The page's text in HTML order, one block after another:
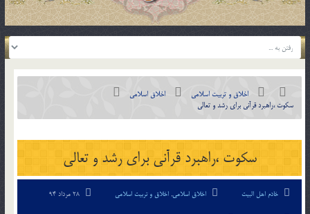
اخلاق و تربیت اسلامی
اخلاق اسلامی
سكوت ،راهبرد قرآني براي رشد و تعالي
سكوت ،راهبرد قرآني براي رشد و تعالي
خادم اهل البیت اخلاق اسلامی, اخلاق و تربیت اسلامی